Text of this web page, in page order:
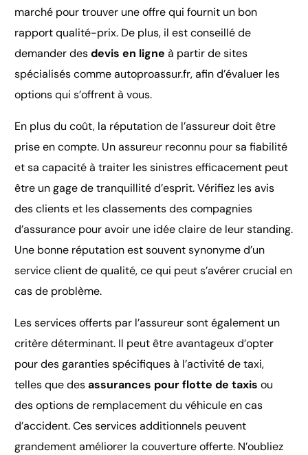
marché pour trouver une offre qui fournit un bon
rapport qualité-prix. De plus, il est conseillé de
demander desdevis en ligne à partir de sites
spécialisés comme autoproassur.fr, afin d’évaluer les
options qui s’offrent à vous.
En plus du coût, la réputation de l’assureur doit être
prise en compte. Un assureur reconnu pour sa fiabilité
et sa capacité à traiter les sinistres efficacement peut
être un gage de tranquillité d’esprit. Vérifiez les avis
des clients et les classements des compagnies
d’assurance pour avoir une idée claire de leur standing.
Une bonne réputation est souvent synonyme d’un
service client de qualité, ce qui peut s’avérer crucial en
cas de problème.
Les services offerts par l’assureur sont également un
critère déterminant. Il peut être avantageux d’opter
pour des garanties spécifiques à l’activité de taxi,
telles que desassurances pour flotte de taxis ou
des options de remplacement du véhicule en cas
d’accident. Ces services additionnels peuvent
grandement améliorer la couverture offerte. N’oubliez